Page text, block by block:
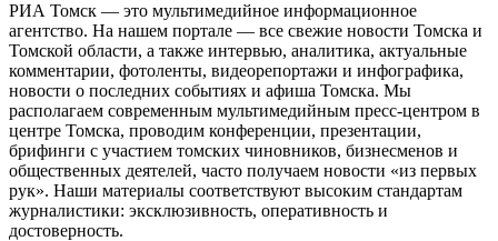
РИА Томск — это мультимедийное информационное
агентство. На нашем портале — все свежие новости Томска и
Томской области, а также интервью, аналитика, актуальные
комментарии, фотоленты, видеорепортажи и инфографика,
новости о последних событиях и афиша Томска. Мы
располагаем современным мультимедийным пресс-центром в
центре Томска, проводим конференции, презентации,
брифинги с участием томских чиновников, бизнесменов и
общественных деятелей, часто получаем новости «из первых
рук». Наши материалы соответствуют высоким стандартам
журналистики: эксклюзивность, оперативность и
достоверность.